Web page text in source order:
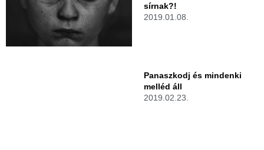
sírnak?!
2019.01.08.
Panaszkodj és mindenki
melléd áll
2019.02.23.